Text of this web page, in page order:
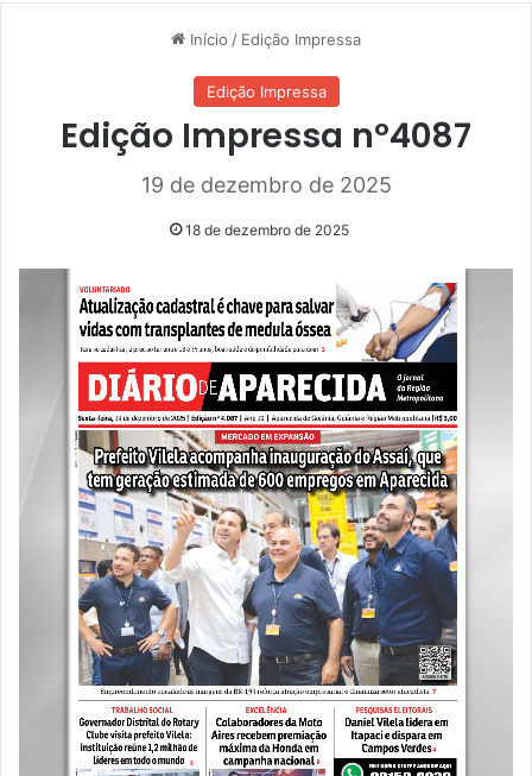
Início / Edição Impressa
Edição Impressa
Edição Impressa nº4087
19 de dezembro de 2025
18 de dezembro de 2025